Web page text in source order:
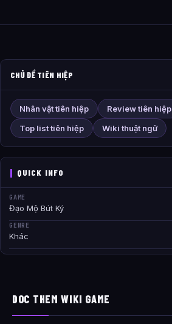
CHỦ ĐỀ TIÊN HIỆP
Nhân vật tiên hiệp Review tiên hiệp
Top list tiên hiệp
Wiki thuật ngữ
QUICK INFO
GAME
Đạo Mộ Bút Ký
GENRE
Khác
DOC THEM WIKI GAME